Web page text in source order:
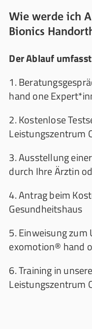
Wie werde ich
Bionics
Der Ablauf
1.
hand one
2. Kostenlose
Leistungszentrum
3. Ausstellung
durch Ihre Ärztin
4. Antrag beim
Gesundheitshaus
5. Einweisung
exomotion® hand
6. Training in
Leistungszentrum